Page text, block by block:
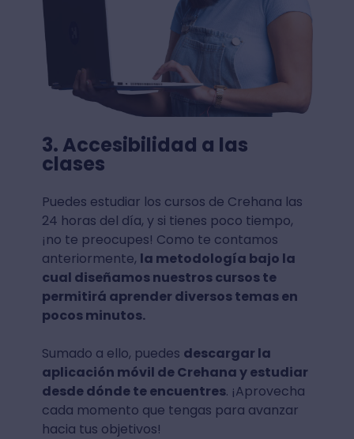
3. Accesibilidad a las
clases
Puedes estudiar los cursos de Crehana las
24 horas del día, y si tienes poco tiempo,
¡no te preocupes! Como te contamos
anteriormente, la metodología bajo la
cual diseñamos nuestros cursos te
permitirá aprender diversos temas en
pocos minutos.
Sumado a ello, puedes descargar la
aplicación móvil de Crehana y estudiar
desde dónde te encuentres. ¡Aprovecha
cada momento que tengas para avanzar
hacia tus objetivos!